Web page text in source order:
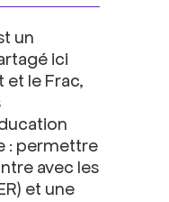
un
ici
le Frac,
: permettre
avec les
et une